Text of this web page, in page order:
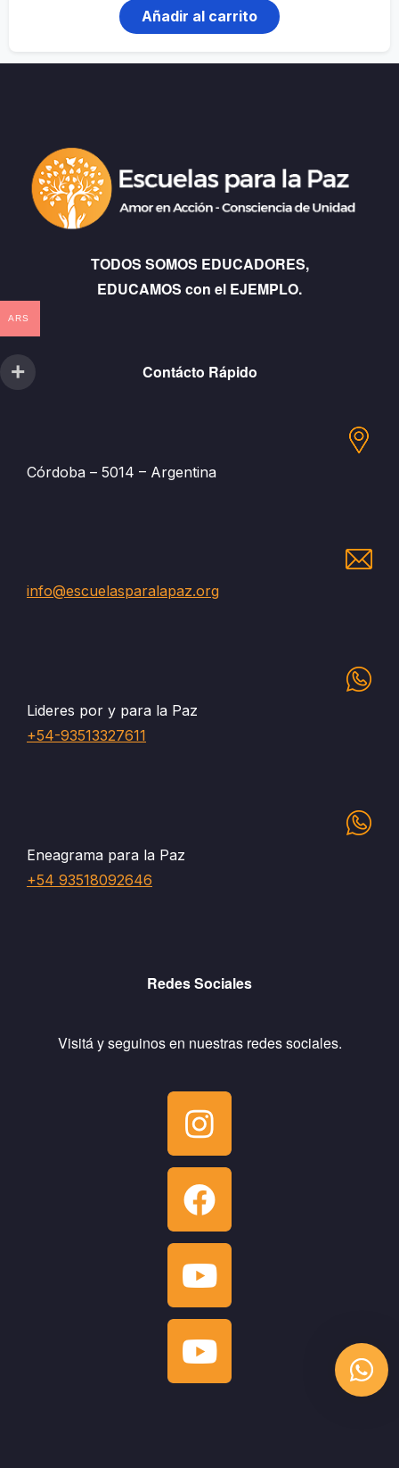
Añadir al carrito
TODOS SOMOS EDUCADORES,
EDUCAMOS con el EJEMPLO.
Contácto Rápido
Córdoba – 5014 – Argentina
info@escuelasparalapaz.org
Lideres por y para la Paz
+54-93513327611
Eneagrama para la Paz
+54 93518092646
Redes Sociales
Visitá y seguinos en nuestras redes sociales.
ARS